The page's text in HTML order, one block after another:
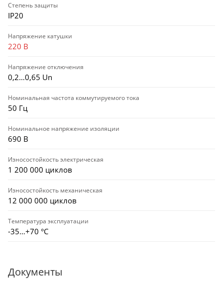
Степень защиты
IP20
Напряжение катушки
220 В
Напряжение отключения
0,2…0,65 Un
Номинальная частота коммутируемого тока
50 Гц
Номинальное напряжение изоляции
690 В
Износостойкость электрическая
1 200 000 циклов
Износостойкость механическая
12 000 000 циклов
Температура эксплуатации
-35…+70 °С
Документы